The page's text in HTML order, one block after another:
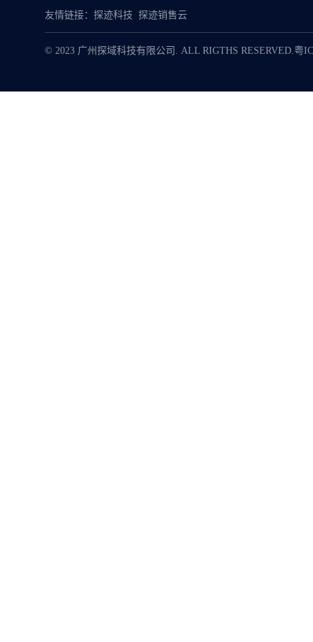
友情链接： 探迹科技 探迹销售云
© 2023 广州探域科技有限公司. ALL RIGTHS RESERVED.粤